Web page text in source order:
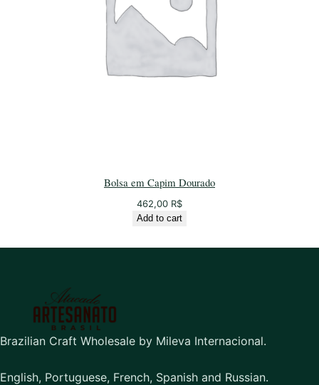
Bolsa em Capim Dourado
462,00 R$
Add to cart
Brazilian Craft Wholesale by Mileva Internacional.
English, Portuguese, French, Spanish and Russian.